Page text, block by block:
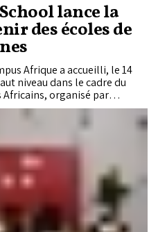
School lance la
des écoles de
Afrique a accueilli, le 14
niveau dans le cadre du
Africains, organisé par
Schools (AABS). Cet
académiques et
visait à définir une
écoles de commerce